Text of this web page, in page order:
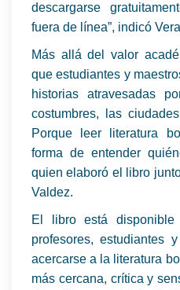
descargarse
fuera de línea”, indicó
Más allá del valor
que estudiantes y
historias atravesadas
costumbres, las
Porque leer literatura
forma de entender
quien elaboró el libro
Valdez.
El libro está
profesores, estudiantes
acercarse a la literatura
más cercana, crítica y